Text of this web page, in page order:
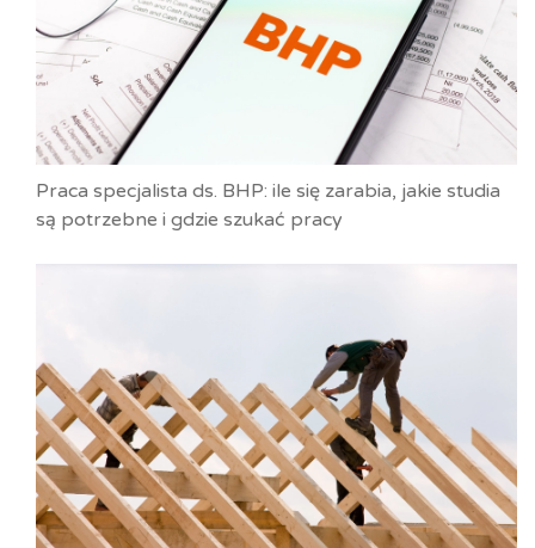
Praca specjalista ds. BHP: ile się zarabia, jakie studia
są potrzebne i gdzie szukać pracy